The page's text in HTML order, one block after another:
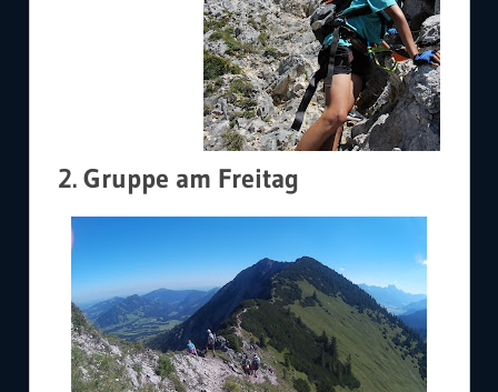
2. Gruppe am Freitag